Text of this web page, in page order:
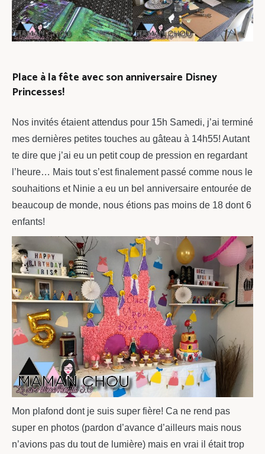
Place à la fête avec son anniversaire Disney
Princesses!
Nos invités étaient attendus pour 15h Samedi, j’ai terminé
mes dernières petites touches au gâteau à 14h55! Autant
te dire que j’ai eu un petit coup de pression en regardant
l’heure… Mais tout s’est finalement passé comme nous le
souhaitions et Ninie a eu un bel anniversaire entourée de
beaucoup de monde, nous étions pas moins de 18 dont 6
enfants!
Mon plafond dont je suis super fière! Ca ne rend pas
super en photos (pardon d’avance d’ailleurs mais nous
n’avions pas du tout de lumière) mais en vrai il était trop